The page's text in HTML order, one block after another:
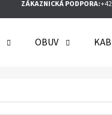
ZÁKAZNICKÁ PODPORA:
OBUV